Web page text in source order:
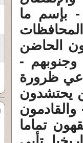
- بإسم ما
الحاضن
وجنوبهم -
ظرورة
يحتشدون
تماما